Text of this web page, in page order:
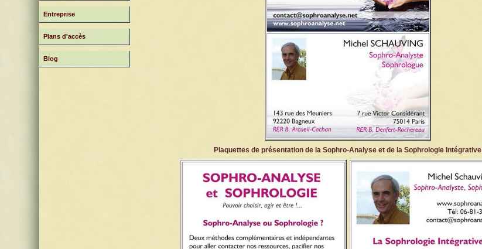
Entreprise
Plans d'accès
Blog
Plaquettes de présentation de la Sophro-Analyse et de la Sophrologie Intégrative